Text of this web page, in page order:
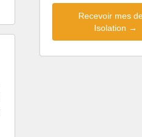
Recevoir mes
Isolation →